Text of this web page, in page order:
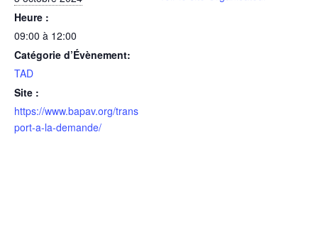
Heure :
09:00 à 12:00
Catégorie d’Évènement:
TAD
Site :
https://www.bapav.org/trans
port-a-la-demande/